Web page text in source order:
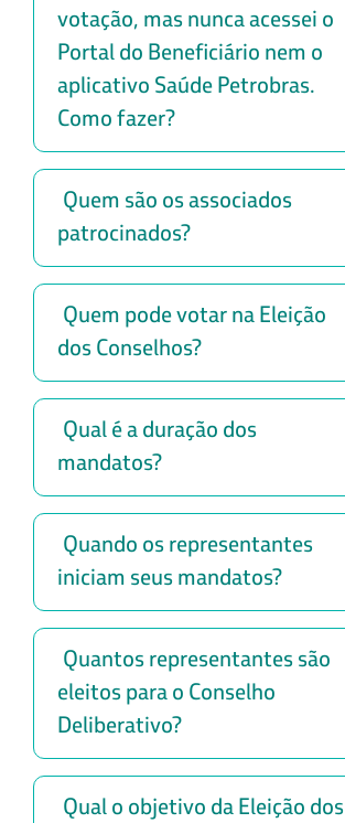
votação, mas nunca acessei o
Portal do Beneficiário nem o
aplicativo Saúde Petrobras.
Como fazer?
Quem são os associados
patrocinados?
Quem pode votar na Eleição
dos Conselhos?
Qual é a duração dos
mandatos?
Quando os representantes
iniciam seus mandatos?
Quantos representantes são
eleitos para o Conselho
Deliberativo?
Qual o objetivo da Eleição dos